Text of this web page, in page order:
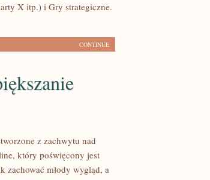
X itp.) i Gry strategiczne.
CONTINUE
z zachwytu nad
który poświęcony jest
zachować młody wygląd, a